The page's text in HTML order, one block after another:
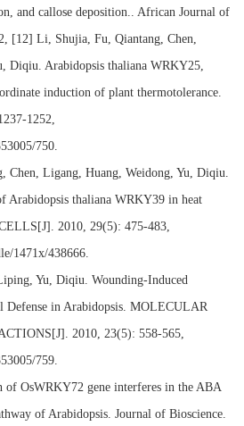
and callose deposition.. African Journal of
[12] Li, Shujia, Fu, Qiantang, Chen,
Diqiu. Arabidopsis thaliana WRKY25,
induction of plant thermotolerance.
1252,
750.
Chen, Ligang, Huang, Weidong, Yu, Diqiu.
Arabidopsis thaliana WRKY39 in heat
2010, 29(5): 475-483,
1471x/438666.
Yu, Diqiu. Wounding-Induced
Defense in Arabidopsis. MOLECULAR
2010, 23(5): 558-565,
759.
of OsWRKY72 gene interferes in the ABA
of Arabidopsis. Journal of Bioscience.